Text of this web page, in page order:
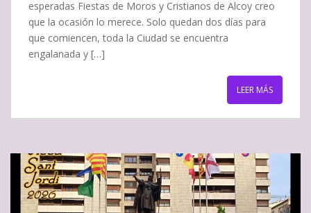
esperadas Fiestas de Moros y Cristianos de Alcoy creo
que la ocasión lo merece. Solo quedan dos días para
que comiencen, toda la Ciudad se encuentra
engalanada y […]
LEER MÁS